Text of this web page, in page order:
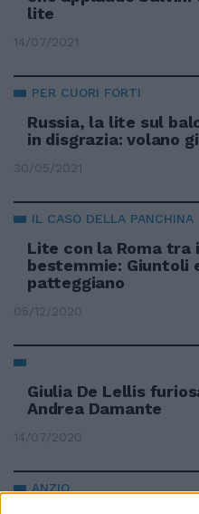
lite
14/07/2021
PER CUORI FORTI
Russia, la lite sul
in disgrazia: volano
30/05/2021
IL CASO DELLA PANCHINA
Lite con la Roma tra
bestemmie: Giuntoli
patteggiano
05/12/2020
Giulia De Lellis
Andrea Damante
14/07/2020
ANZIO